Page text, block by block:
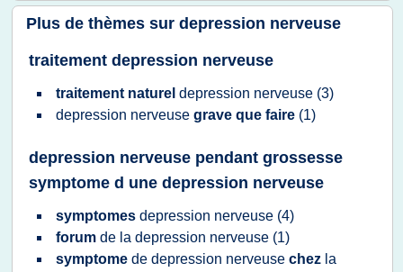
Plus de thèmes sur depression nerveuse
traitement depression nerveuse
traitement naturel depression nerveuse (3)
depression nerveuse grave que faire (1)
depression nerveuse pendant grossesse
symptome d une depression nerveuse
symptomes depression nerveuse (4)
forum de la depression nerveuse (1)
symptome de depression nerveuse chez la